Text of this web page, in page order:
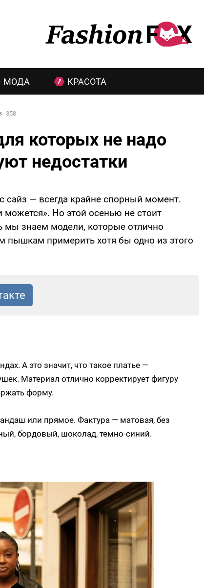
МОДА КРАСОТА
358
которых не надо
недостатки
— всегда крайне спорный момент.
Но этой осенью не стоит
мы знаем модели, которые отлично
пышкам примерить хотя бы одно из этого
А это значит, что такое платье —
Материал отлично корректирует фигуру
форму.
или прямое. Фактура — матовая, без
бордовый, шоколад, темно-синий.